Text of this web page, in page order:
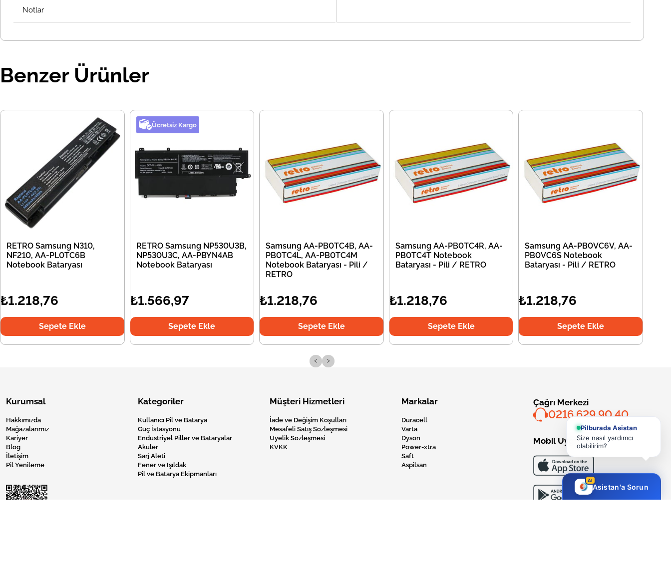
Notlar
Benzer Ürünler
RETRO Samsung N310,
NF210, AA-PL0TC6B
Notebook Bataryası
₺1.218,76
Sepete Ekle
Ücretsiz Kargo
RETRO Samsung NP530U3B,
NP530U3C, AA-PBYN4AB
Notebook Bataryası
₺1.566,97
Sepete Ekle
Samsung AA-PB0TC4B, AA-
PB0TC4L, AA-PB0TC4M
Notebook Bataryası - Pili /
RETRO
₺1.218,76
Sepete Ekle
Samsung AA-PB0TC4R, AA-
PB0TC4T Notebook
Bataryası - Pili / RETRO
₺1.218,76
Sepete Ekle
Samsung AA-PB0VC6V, AA-
PB0VC6S Notebook
Bataryası - Pili / RETRO
₺1.218,76
Sepete Ekle
‹ ›
Kurumsal
Hakkımızda
Mağazalarımız
Kariyer
Blog
İletişim
Pil Yenileme
Kategoriler
Kullanıcı Pil ve Batarya
Güç İstasyonu
Endüstriyel Piller ve Bataryalar
Aküler
Sarj Aleti
Fener ve Işıldak
Pil ve Batarya Ekipmanları
Müşteri Hizmetleri
İade ve Değişim Koşulları
Mesafeli Satış Sözleşmesi
Üyelik Sözleşmesi
KVKK
Markalar
Duracell
Varta
Dyson
Power-xtra
Saft
Aspilsan
Çağrı Merkezi
0216 629 90 40
Mobil Uygulama
Pilburada Asistan
Size nasıl yardımcı
olabilirim?
AI
Asistan'a Sorun